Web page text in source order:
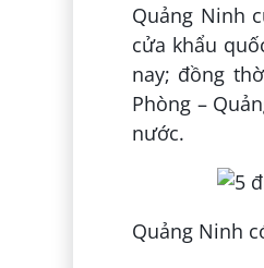
Quảng Ninh
cửa khẩu
nay; đồng
Phòng –
nước.
Quảng Ninh